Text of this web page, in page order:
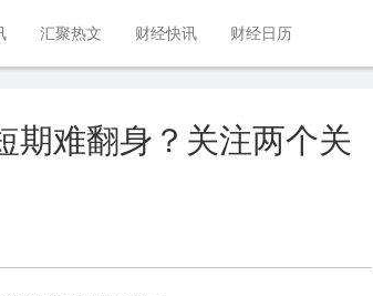
汇聚热文 财经快讯 财经日历
期难翻身？关注两个关